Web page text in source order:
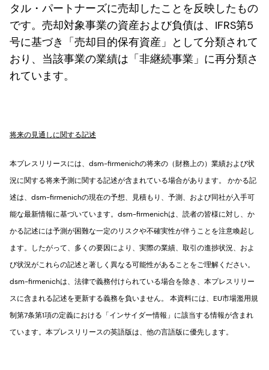
タル・パートナーズに売却したことを反映したもの
です。売却対象事業の資産および負債は、IFRS第5
号に基づき「売却目的保有資産」として分類されて
おり、当該事業の業績は「非継続事業」に再分類さ
れています。
将来の見通しに関する記述
本プレスリリースには、dsm-firmenichの将来の（財務上の）業績および状
況に関する将来予測に関する記述が含まれている場合があります。 かかる記
述は、dsm-firmenichの現在の予想、見積もり、予測、および同社が入手可
能な最新情報に基づいています。dsm-firmenichは、読者の皆様に対し、か
かる記述には予測が困難な一定のリスクや不確実性が伴うことを注意喚起し
ます。したがって、多くの要因により、実際の業績、取引の進捗状況、およ
び状況がこれらの記述と著しく異なる可能性があることをご理解ください。
dsm-firmenichは、法律で義務付けられている場合を除き、本プレスリリー
スに含まれる記述を更新する義務を負いません。 本資料には、EU市場濫用規
制第7条第1項の定義における「インサイダー情報」に該当する情報が含まれ
ています。本プレスリリースの英語版は、他の言語版に優先します。